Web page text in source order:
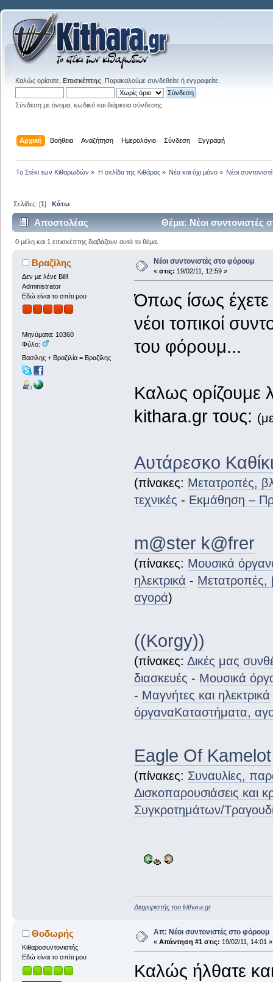
Καλώς ορίσατε, Επισκέπτης . Παρακαλούμε συνδεθείτε ή εγγραφείτε
Σύνδεση με όνομα, κωδικό και διάρκεια σύνδεσης
Αρχική Βοήθεια Αναζήτηση Ημερολόγιο Σύνδεση Εγγραφή
Το Στέκι των Κιθαρωδών » Η σελίδα της Κιθάρας» Νέα και όχι μόνο» Νέοι
Σελίδες: [1]Κάτω
Αποστολέας Θέμα: Νέοι συντονιστές
0 μέλη και 1 επισκέπτης διαβάζουν αυτό το θέμα.
Βραζίλης
Δεν με λένε Bill!
Administrator
Εδώ είναι το σπίτι μου
Μηνύματα: 10360
Φύλο:
Βασίλης + Βραζιλία = Βραζίλης
Νέοι συντονιστές στο φόρουμ
« στις: 19/02/11, 12:59 »
Όπως ίσως έχετε
νέοι τοπικοί
του φόρουμ...
Καλως ορίζουμε
kithara.gr τους:
Αυτάρεσκο
(πίνακες: Μετατροπές,
τεχνικές - Εκμάθηση –
m@ster k@frer
(πίνακες: Μουσικά
ηλεκτρικά - Μετατροπές,
αγορά)
((Korgy))
(πίνακες: Δικές μας
διασκευές - Μουσικά
- Μαγνήτες και ηλεκτρικά
όργαναΚαταστήματα,
Eagle Of Kamelot
(πίνακες: Συναυλίες,
Δισκοπαρουσιάσεις και
Συγκροτημάτων/
Διαχειριστής του kithara.gr
Θοδωρής
Κιθαροσυντονιστής
Εδώ είναι το σπίτι μου
Απ: Νέοι συντονιστές στο φόρουμ
« Απάντηση #1 στις: 19/02/11, 14:01 »
Καλώς ήλθατε